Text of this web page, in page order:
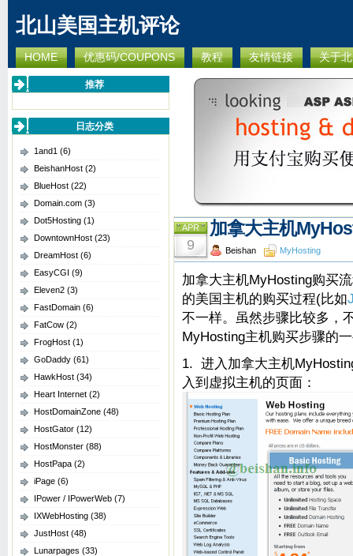
北山美国主机评论
HOME 优惠码/COUPONS 教程 友情链接 关于
推荐
日志分类
1and1 (6)
BeishanHost (2)
BlueHost (22)
Domain.com (3)
Dot5Hosting (1)
DowntownHost (23)
DreamHost (6)
EasyCGI (9)
Eleven2 (3)
FastDomain (6)
FatCow (2)
FrogHost (1)
GoDaddy (61)
HawkHost (34)
Heart Internet (2)
HostDomainZone (48)
HostGator (12)
HostMonster (88)
HostPapa (2)
iPage (6)
IPower / IPowerWeb (7)
IXWebHosting (38)
JustHost (48)
Lunarpages (33)
APR
9
加拿大主机
Beishan MyHosting
加拿大主机MyHosting购买
的美国主机的购买过程(比如
不一样。虽然步骤比较多，
MyHosting主机购买步骤的
1. 进入加拿大主机
入到虚拟主机的页面：